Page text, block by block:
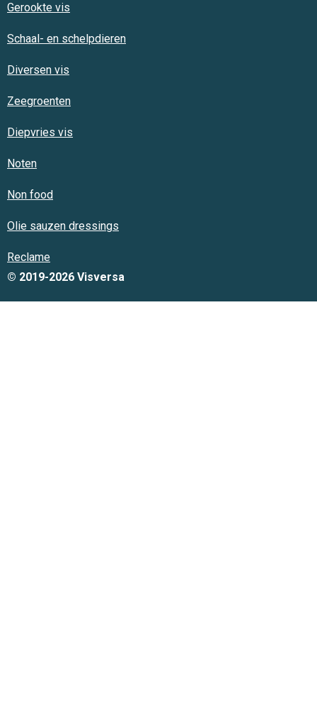
Gerookte vis
Schaal- en schelpdieren
Diversen vis
Zeegroenten
Diepvries vis
Noten
Non food
Olie sauzen dressings
Reclame
© 2019-2026 Visversa